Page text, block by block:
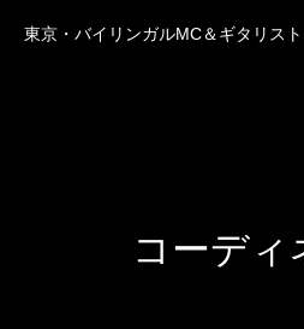
東京・バイリンガルMC＆ギタリス
コーディ